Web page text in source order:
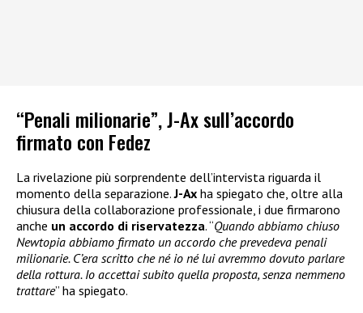
“Penali milionarie”, J-Ax sull’accordo
firmato con Fedez
La rivelazione più sorprendente dell’intervista riguarda il
momento della separazione.J-Ax ha spiegato che, oltre alla
chiusura della collaborazione professionale, i due firmarono
anche un accordo di riservatezza. “Quando abbiamo chiuso
Newtopia abbiamo firmato un accordo che prevedeva penali
milionarie. C’era scritto che né io né lui avremmo dovuto parlare
della rottura. Io accettai subito quella proposta, senza nemmeno
trattare” ha spiegato.